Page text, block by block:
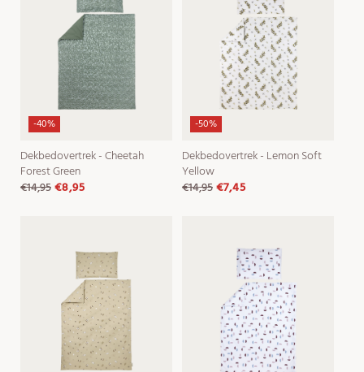
-40%
Dekbedovertrek - Cheetah
Forest Green
normale
€14,95 aanbiedingsprijs
€8,95
-50%
Dekbedovertrek - Lemon Soft
Yellow
normale
€14,95 aanbiedingsprijs
€7,45